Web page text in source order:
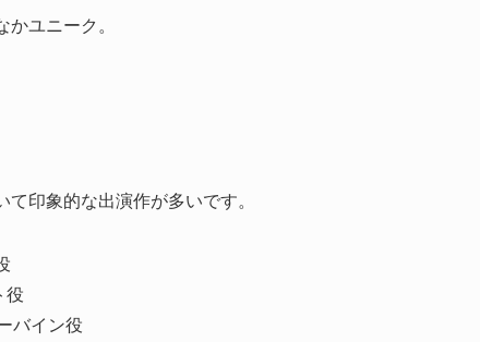
ユニーク。
印象的な出演作が多いです。
役
バイン役